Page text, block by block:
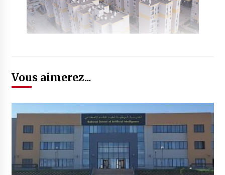
Vous aimerez...